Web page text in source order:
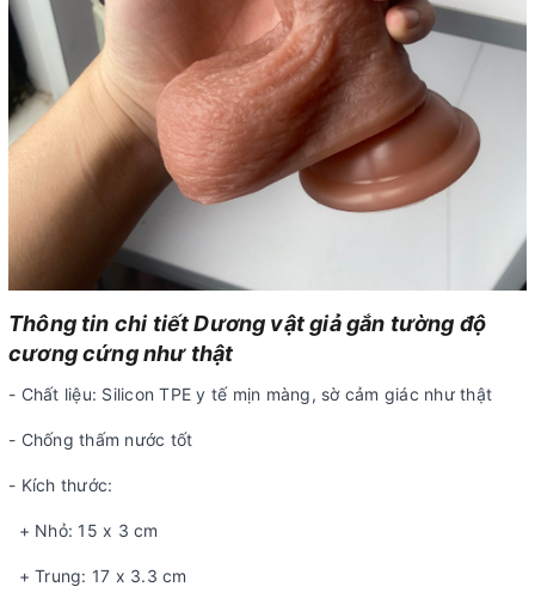
Thông tin chi tiết Dương vật giả gắn tường độ
cương cứng như thật
- Chất liệu: Silicon TPE y tế mịn màng, sờ cảm giác như thật
- Chống thấm nước tốt
- Kích thước:
+ Nhỏ: 15 x 3 cm
+ Trung: 17 x 3.3 cm